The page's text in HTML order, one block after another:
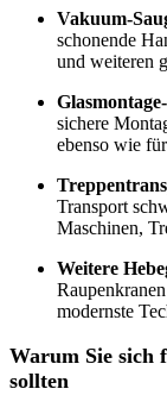
Vakuum-
schonende
und weiteren
sichere
ebenso wie
Transport
Maschinen,
Weitere
modernste
Warum Sie sich
sollten